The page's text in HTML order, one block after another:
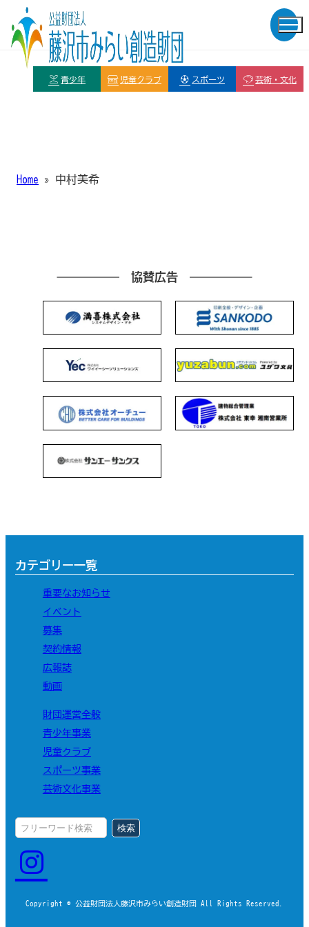
青少年 児童クラブ スポーツ 芸術・文化
Home » 中村美希
協賛広告
カテゴリー一覧
重要なお知らせ
イベント
募集
契約情報
広報誌
動画
財団運営全般
青少年事業
児童クラブ
スポーツ事業
芸術文化事業
検索
Copyright © 公益財団法人藤沢市みらい創造財団 All Rights Reserved.